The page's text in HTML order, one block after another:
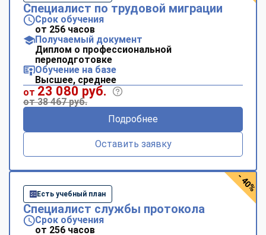
Специалист по трудовой миграции
Срок обучения
от 256 часов
Получаемый документ
Диплом о профессиональной
переподготовке
Обучение на базе
Высшее, среднее
от 23 080 руб.
от 38 467 руб.
Подробнее
Оставить заявку
Есть учебный план
Специалист службы протокола
Срок обучения
от 256 часов
- 40%